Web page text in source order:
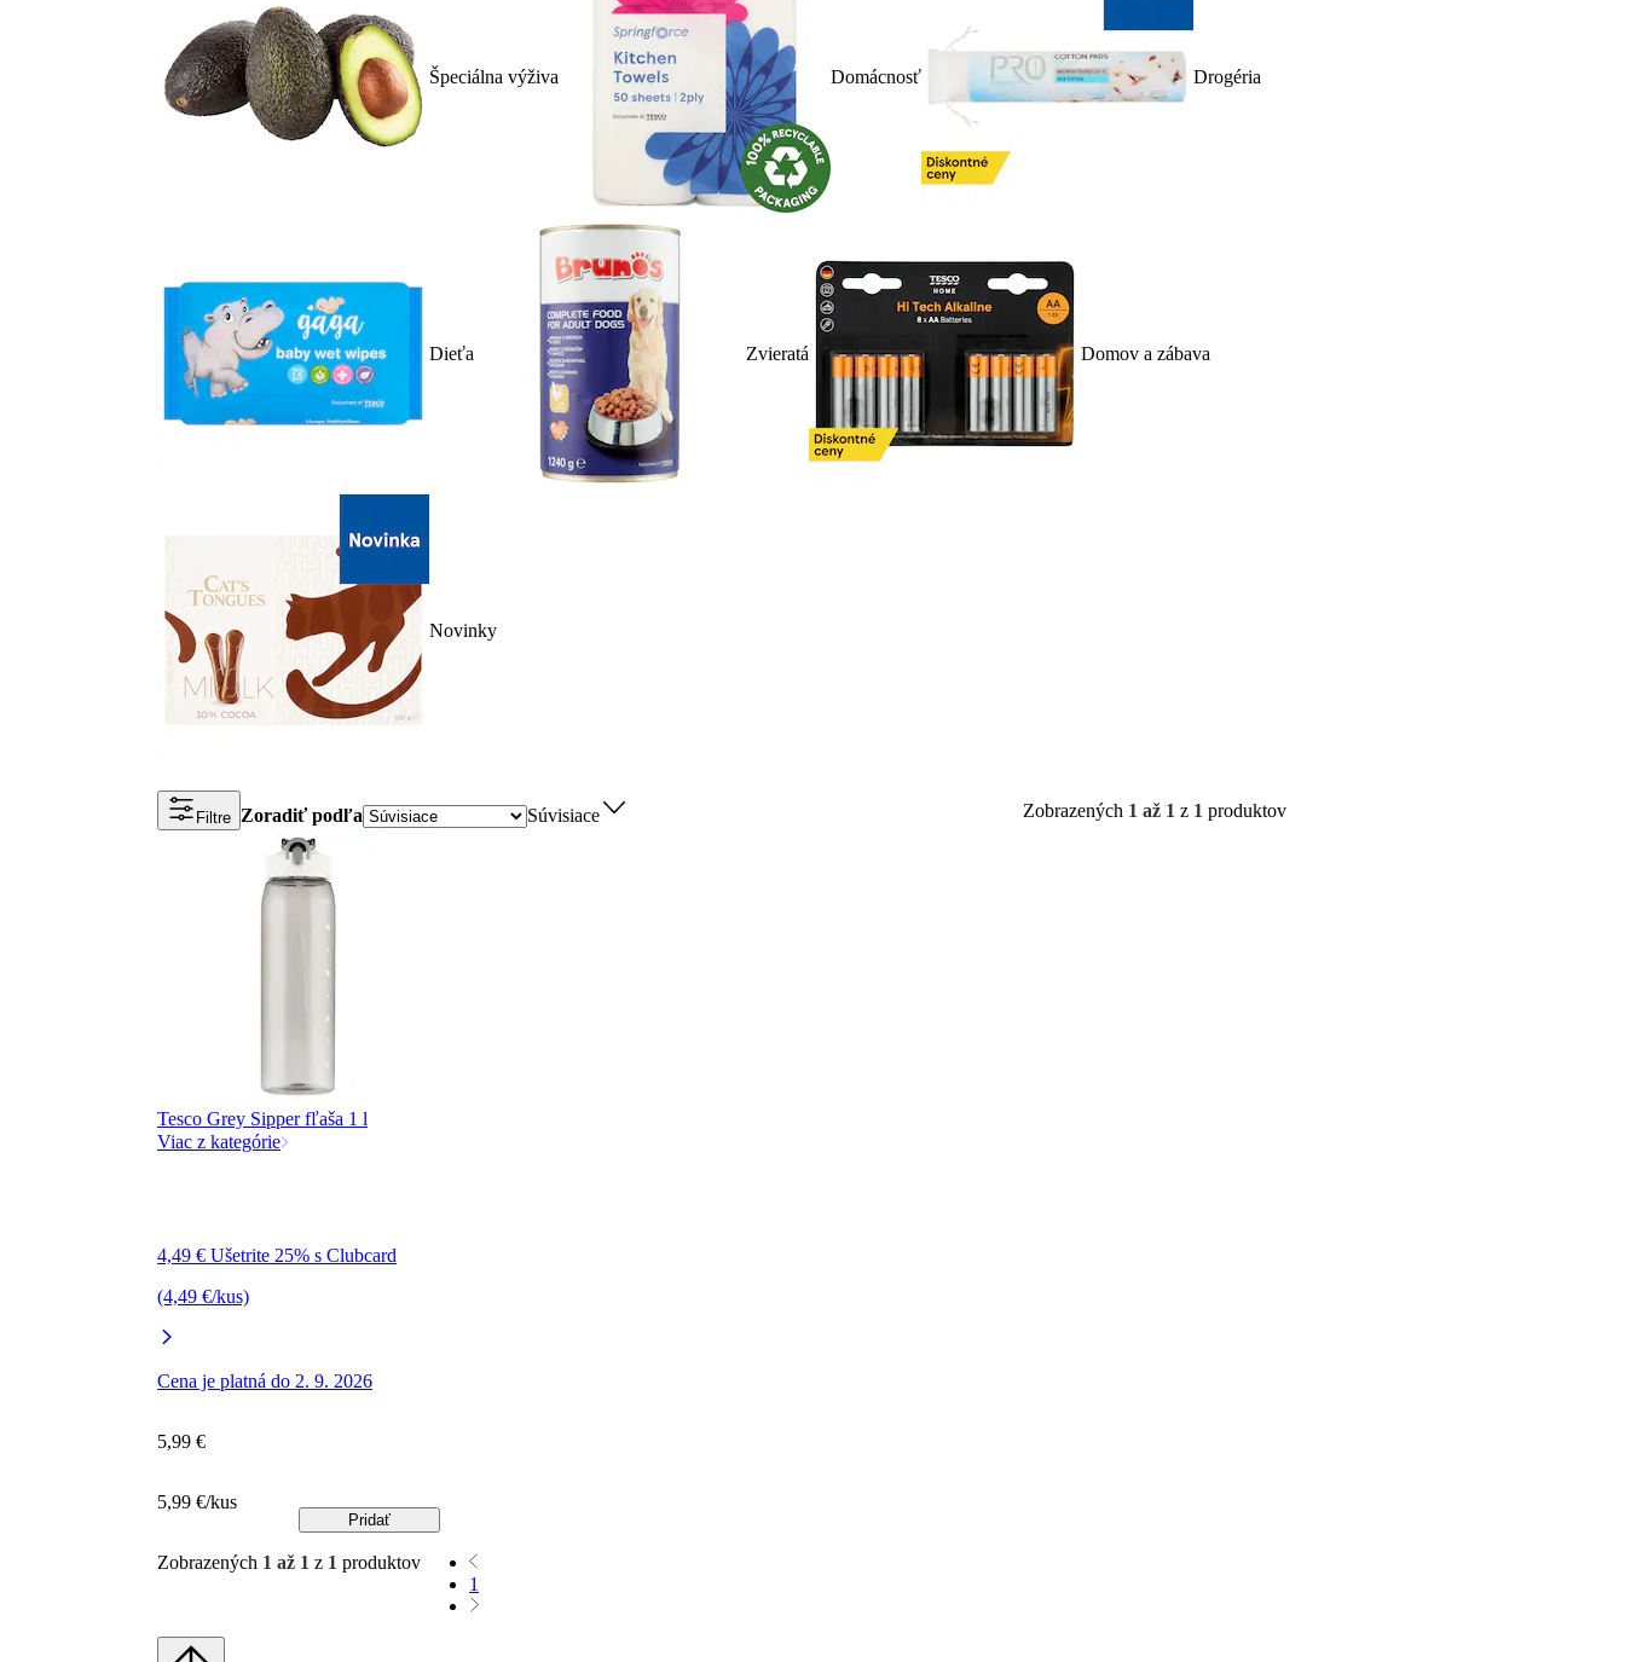
Špeciálna výživa Domácnosť Drogéria
Dieťa Zvieratá Domov a zábava
Novinky
Filtre Zoradiť podľa Súvisiace Zobrazených 1 až 1 z 1 produktov
Tesco Grey Sipper fľaša 1 l
Viac z kategórie
4,49 € Ušetrite 25% s Clubcard
(4,49 €/kus)
Cena je platná do 2. 9. 2026
5,99 €
5,99 €/kus
Pridať
Zobrazených 1 až 1 z 1 produktov
1